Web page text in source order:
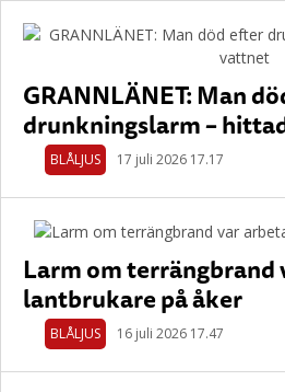
GRANNLÄNET: Man
drunkningslarm –
BLÅLJUS 17 juli 2026 17.17
Larm om terrängbrand
lantbrukare på åker
BLÅLJUS 16 juli 2026 17.47